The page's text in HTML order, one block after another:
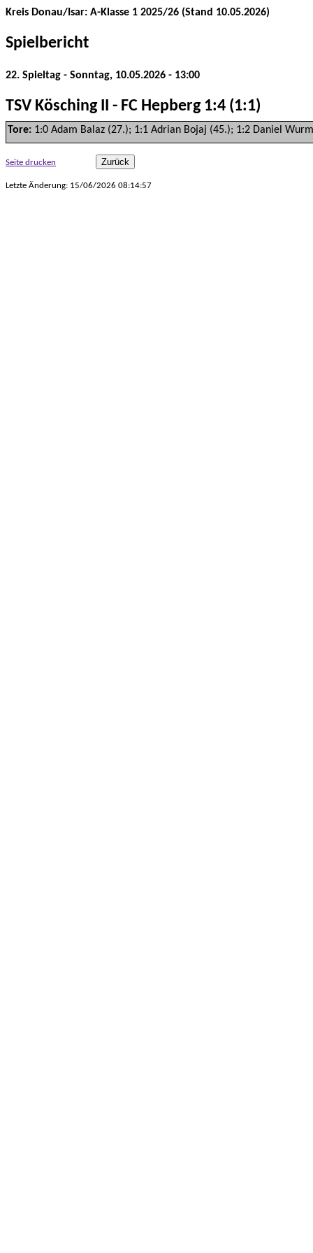
Kreis Donau/Isar: A-Klasse 1 2025/26 (Stand 10.05.2026)
Spielbericht
22. Spieltag - Sonntag, 10.05.2026 - 13:00
TSV Kösching II - FC Hepberg 1:4 (1:1)
Tore: 1:0 Adam Balaz (27.); 1:1 Adrian Bojaj (45.); 1:2 Daniel
Seite drucken
Letzte Änderung: 15/06/2026 08:14:57